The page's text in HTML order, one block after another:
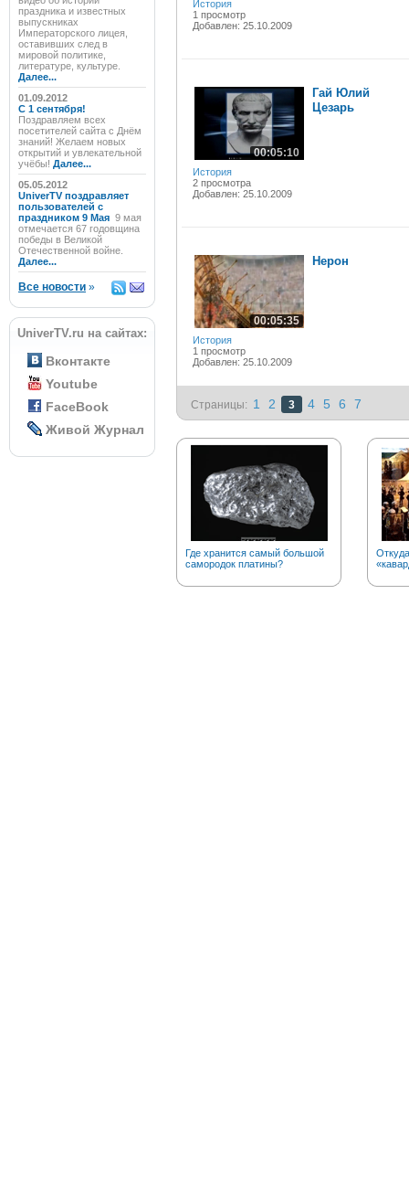
праздника и известных
выпускниках
Императорского лицея,
оставивших след в
мировой политике,
литературе, культуре.
Далее...
01.09.2012
C 1 сентября!
Поздравляем всех
посетителей сайта с Днём
знаний! Желаем новых
открытий и увлекательной
учёбы! Далее...
05.05.2012
UniverTV поздравляет
пользователей с
праздником 9 Мая 9 мая
отмечается 67 годовщина
победы в Великой
Отечественной войне.
Далее...
Все новости »
UniverTV.ru на сайтах:
Вконтакте
Youtube
FaceBook
Живой Журнал
История
1 просмотр
Добавлен: 25.10.2009
00:05:10
История
2 просмотра
Добавлен: 25.10.2009
Гай Юлий
Цезарь
00:05:35
История
1 просмотр
Добавлен: 25.10.2009
Нерон
Страницы: 1 2 3 4 5 6 7
Где хранится самый большой
самородок платины?